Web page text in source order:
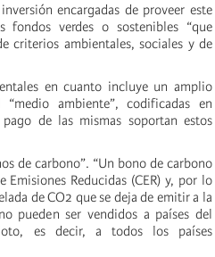
encargadas de proveer este
fondos verdes o sostenibles “que
criterios ambientales, sociales y de
en cuanto incluye un amplio
ambiente”, codificadas en
de las mismas soportan estos
de carbono”. “Un bono de carbono
Reducidas (CER) y, por lo
de CO2 que se deja de emitir a la
pueden ser vendidos a países del
es decir, a todos los países